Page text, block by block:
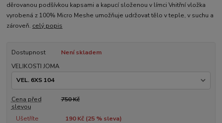
děrovanou podšívkou kapsami a kapucí složenou v límci Vnitřní vložka
vyrobená z 100% Micro Meshe umožňuje udržovat tělo v teple, v suchu a
zároveň. celý popis
Dostupnost
Není skladem
VELIKOSTI JOMA
Cena před
slevou
750 Kč
Ušetříte 190 Kč (25% sleva)